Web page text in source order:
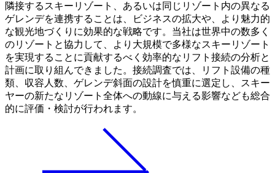
隣接するスキーリゾート、あるいは同じリゾート内の異なる
ゲレンデを連携することは、ビジネスの拡大や、より魅力的
な観光地づくりに効果的な戦略です。当社は世界中の数多く
のリゾートと協力して、より大規模で多様なスキーリゾート
を実現することに貢献するべく効率的なリフト接続の分析と
計画に取り組んできました。接続調査では、リフト設備の種
類、収容人数、ゲレンデ斜面の設計を慎重に選定し、スキー
ヤーの新たなリゾート全体への動線に与える影響なども総合
的に評価・検討が行われます。